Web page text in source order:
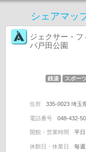
シェアマッ
ジェクサー・フ
パ戸田公園
銭湯 スポー
住所 335-0023 埼玉
電話番号 048-432-
開館・営業時間 平
休館日・休業日 毎